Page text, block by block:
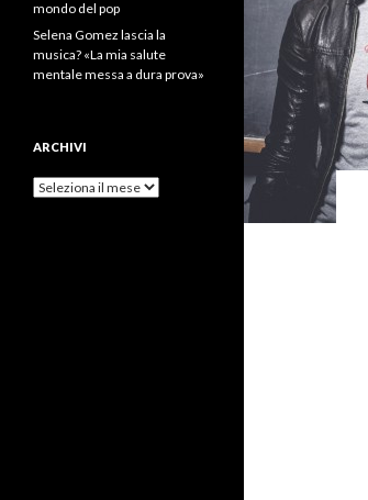
mondo del pop
Selena Gomez lascia la
musica? «La mia salute
mentale messa a dura prova»
ARCHIVI
Archivi